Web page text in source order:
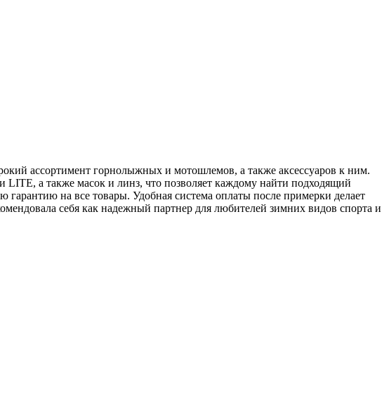
ассортимент горнолыжных и мотошлемов, а также аксессуаров к ним.
а также масок и линз, что позволяет каждому найти подходящий
гарантию на все товары. Удобная система оплаты после примерки делает
себя как надежный партнер для любителей зимних видов спорта и